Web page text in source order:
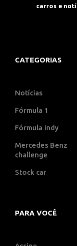
carros e
CATEGORIAS
Notícias
Fórmula 1
Fórmula indy
Mercedes Benz
challenge
Stock car
PARA VOCÊ